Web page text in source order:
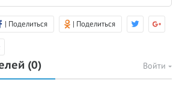
| Поделиться | Поделиться
(0) Войти